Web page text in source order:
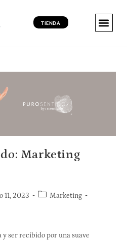
TIENDA
Marketing
11, 2023
Marketing
ser recibido por una suave